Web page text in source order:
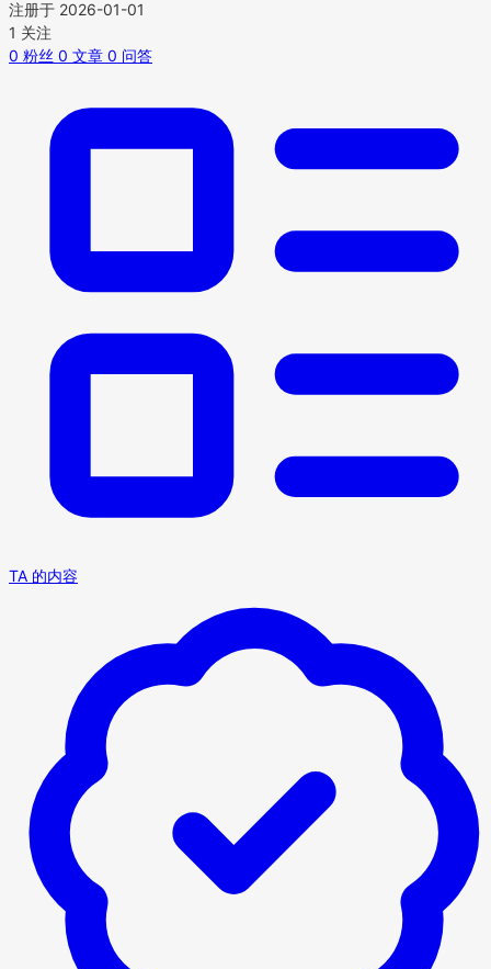
注册于 2026-01-01
1 关注
0 粉丝 0 文章 0 问答
TA 的内容